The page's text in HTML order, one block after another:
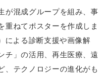
が混成グループを組み、事
重ねてポスターを作成しま
による診断支援や画像解
チ」の活用、再生医療、遠
、テクノロジーの進化がも